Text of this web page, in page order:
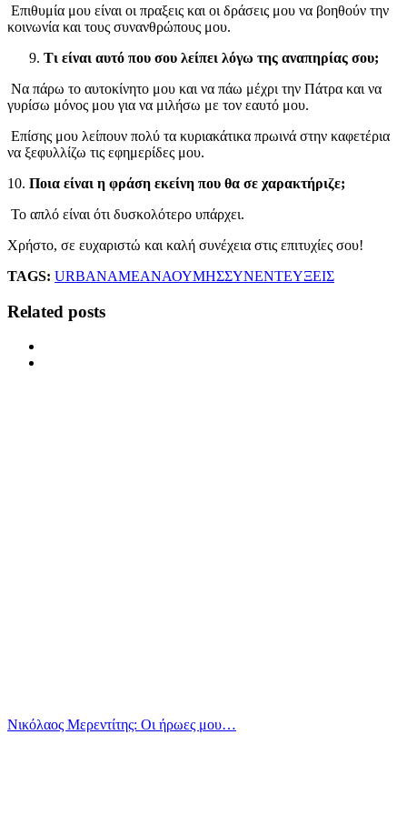
Επιθυμία μου είναι οι πραξεις και οι δράσεις μου να βοηθούν την
κοινωνία και τους συνανθρώπους μου.
Τι είναι αυτό που σου λείπει λόγω της αναπηρίας σου;
Να πάρω το αυτοκίνητο μου και να πάω μέχρι την Πάτρα και να
γυρίσω μόνος μου για να μιλήσω με τον εαυτό μου.
Επίσης μου λείπουν πολύ τα κυριακάτικα πρωινά στην καφετέρια
να ξεφυλλίζω τις εφημερίδες μου.
10. Ποια είναι η φράση εκείνη που θα σε χαρακτήριζε;
Το απλό είναι ότι δυσκολότερο υπάρχει.
Χρήστο, σε ευχαριστώ και καλή συνέχεια στις επιτυχίες σου!
TAGS: URBANΑΜΕΑΝΑΟΥΜΗΣΣΥΝΕΝΤΕΥΞΕΙΣ
Related posts
Νικόλαος Μερεντίτης: Οι ήρωες μου…